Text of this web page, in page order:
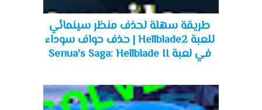
طريقة سهلة لحذف منظر سينمائي
للعبة Hellblade2 | حذف حواف سوداء
في لعبة Senua's Saga: Hellblade II